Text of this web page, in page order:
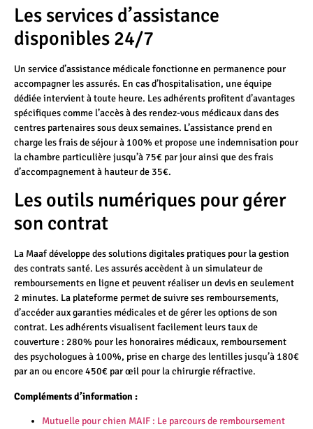
Les services d’assistance
disponibles 24/7
Un service d’assistance médicale fonctionne en permanence pour
accompagner les assurés. En cas d’hospitalisation, une équipe
dédiée intervient à toute heure. Les adhérents profitent d’avantages
spécifiques comme l’accès à des rendez-vous médicaux dans des
centres partenaires sous deux semaines. L’assistance prend en
charge les frais de séjour à 100% et propose une indemnisation pour
la chambre particulière jusqu’à 75€ par jour ainsi que des frais
d’accompagnement à hauteur de 35€.
Les outils numériques pour gérer
son contrat
La Maaf développe des solutions digitales pratiques pour la gestion
des contrats santé. Les assurés accèdent à un simulateur de
remboursements en ligne et peuvent réaliser un devis en seulement
2 minutes. La plateforme permet de suivre ses remboursements,
d’accéder aux garanties médicales et de gérer les options de son
contrat. Les adhérents visualisent facilement leurs taux de
couverture : 280% pour les honoraires médicaux, remboursement
des psychologues à 100%, prise en charge des lentilles jusqu’à 180€
par an ou encore 450€ par œil pour la chirurgie réfractive.
Compléments d’information :
Mutuelle pour chien MAIF : Le parcours de remboursement